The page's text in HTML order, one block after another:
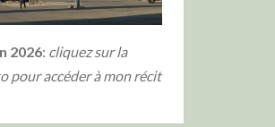
2026: cliquez sur la
pour accéder à mon récit